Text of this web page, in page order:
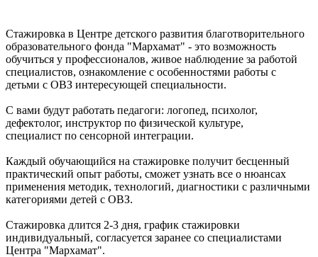
Стажировка в Центре детского развития благотворительного
образовательного фонда "Мархамат" - это возможность
обучиться у профессионалов, живое наблюдение за работой
специалистов, ознакомление с особенностями работы с
детьми с ОВЗ интересующей специальности.
С вами будут работать педагоги: логопед, психолог,
дефектолог, инструктор по физической культуре,
специалист по сенсорной интеграции.
Каждый обучающийся на стажировке получит бесценный
практический опыт работы, сможет узнать все о нюансах
применения методик, технологий, диагностики с различными
категориями детей с ОВЗ.
Стажировка длится 2-3 дня, график стажировки
индивидуальный, согласуется заранее со специалистами
Центра "Мархамат".